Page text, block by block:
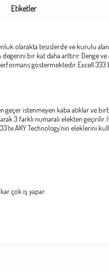
Etiketler
olarakta tesislerde ve kurulu
bir kat daha arttırır. Denge
göstermektedir. Excell
istenmeyen kaba atıklar ve
3 farklı numaralı elekten geçirilir.
AKY Technology’nin eleklerini
çok iş yapar